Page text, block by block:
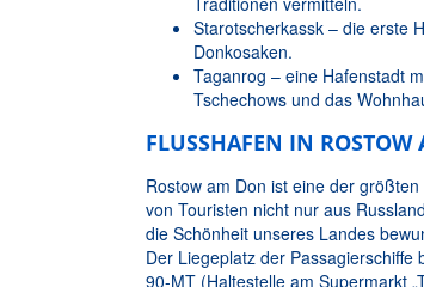
Starotscherkassk – die erste
Donkosaken.
Taganrog – eine Hafenstadt
Tschechows und das
FLUSSHAFEN IN ROSTOW
Rostow am Don ist eine der
von Touristen nicht nur aus
die Schönheit unseres Landes
Der Liegeplatz der
90-MT (Haltestelle am Supermarkt